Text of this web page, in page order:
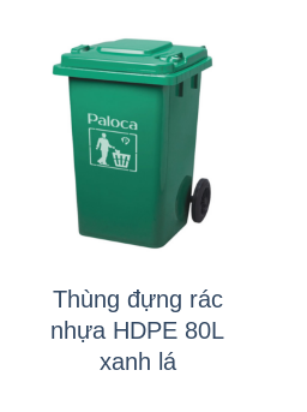
Thùng đựng rác
nhựa HDPE 80L
xanh lá